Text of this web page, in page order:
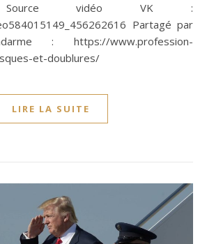
vidéo VK :
Partagé par
: https://www.profession-
et-doublures/
LIRE LA SUITE